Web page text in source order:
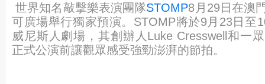
世界知名敲擊樂表演團隊STOMP8月29日在澳
可廣場舉行獨家預演。STOMP將於9月23日至
威尼斯人劇場，其創辦人Luke Cresswell和一
正式公演前讓觀眾感受強勁澎湃的節拍。